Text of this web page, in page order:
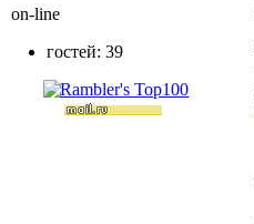
on-line
гостей: 39